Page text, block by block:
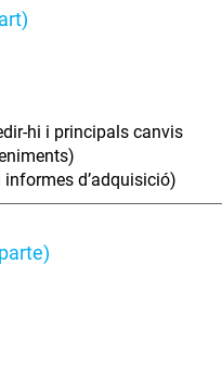
hi i principals canvis
d’adquisició)